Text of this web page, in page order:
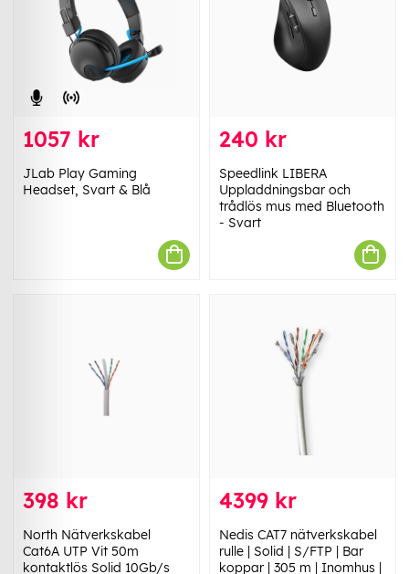
1057 kr
JLab Play Gaming
Headset, Svart & Blå
240 kr
Speedlink LIBERA
Uppladdningsbar och
trådlös mus med Bluetooth
- Svart
398 kr
North Nätverkskabel
Cat6A UTP Vit 50m
kontaktlös Solid 10Gb/s
4399 kr
Nedis CAT7 nätverkskabel
rulle | Solid | S/FTP | Bar
koppar | 305 m | Inomhus |